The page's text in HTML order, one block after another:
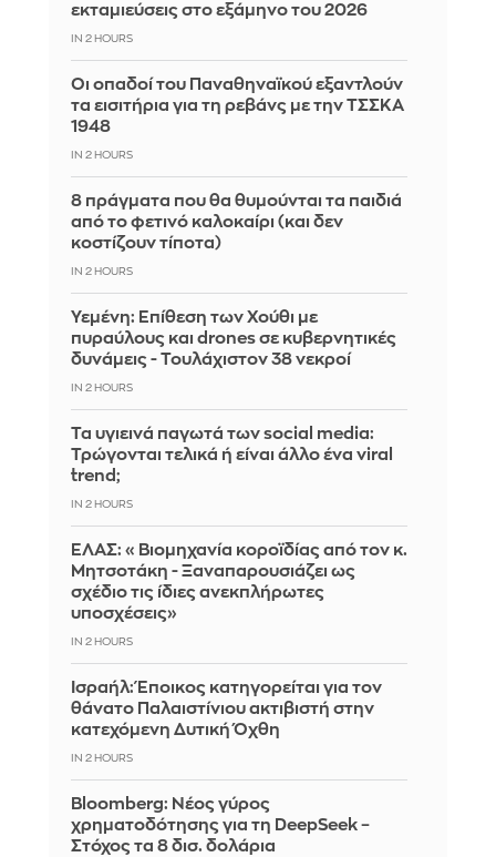
εκταμιεύσεις στο εξάμηνο του 2026
IN 2 HOURS
Οι οπαδοί του Παναθηναϊκού εξαντλούν
τα εισιτήρια για τη ρεβάνς με την ΤΣΣΚΑ
1948
IN 2 HOURS
8 πράγματα που θα θυμούνται τα παιδιά
από το φετινό καλοκαίρι (και δεν
κοστίζουν τίποτα)
IN 2 HOURS
Υεμένη: Επίθεση των Χούθι με
πυραύλους και drones σε κυβερνητικές
δυνάμεις - Τουλάχιστον 38 νεκροί
IN 2 HOURS
Τα υγιεινά παγωτά των social media:
Τρώγονται τελικά ή είναι άλλο ένα viral
trend;
IN 2 HOURS
ΕΛΑΣ: «Βιομηχανία κοροϊδίας από τον κ.
Μητσοτάκη - Ξαναπαρουσιάζει ως
σχέδιο τις ίδιες ανεκπλήρωτες
υποσχέσεις»
IN 2 HOURS
Ισραήλ: Έποικος κατηγορείται για τον
θάνατο Παλαιστίνιου ακτιβιστή στην
κατεχόμενη Δυτική Όχθη
IN 2 HOURS
Bloomberg: Νέος γύρος
χρηματοδότησης για τη DeepSeek –
Στόχος τα 8 δισ. δολάρια